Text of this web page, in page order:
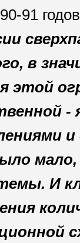
91
в
этой
-
И